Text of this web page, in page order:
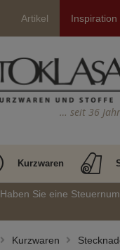
Artikel Inspiration
… seit 36
Kurzwaren
Haben Sie eine
Kurzwaren